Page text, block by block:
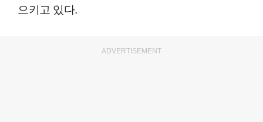
으키고 있다.
ADVERTISEMENT